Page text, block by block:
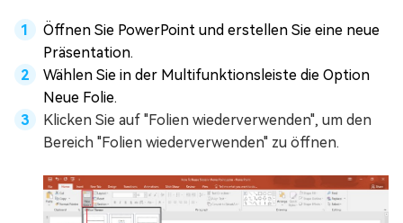
Öffnen Sie PowerPoint und erstellen Sie eine neue
Präsentation.
Wählen Sie in der Multifunktionsleiste die Option
Neue Folie.
Klicken Sie auf "Folien wiederverwenden", um den
Bereich "Folien wiederverwenden" zu öffnen.